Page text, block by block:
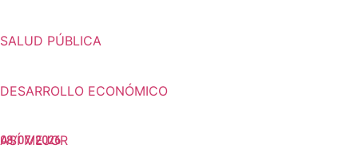
SALUD PÚBLICA
DESARROLLO ECONÓMICO
ASÍ MEJOR
08/07/2026